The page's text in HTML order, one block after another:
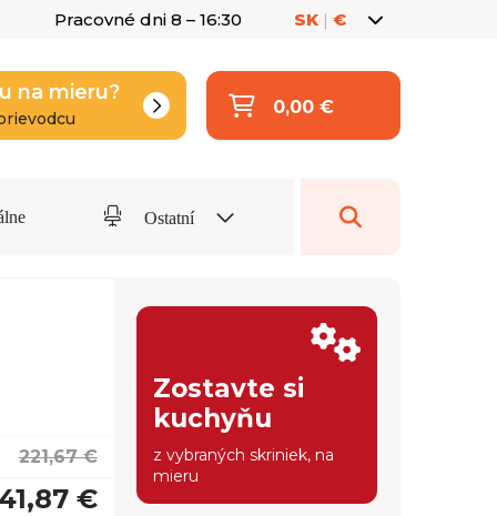
Pracovné dni 8 – 16:30 SK | €
na mieru?
0,00 €
Ostatní
221,67 €
€
Zostavte si
kuchyňu
z vybraných skriniek, na
mieru